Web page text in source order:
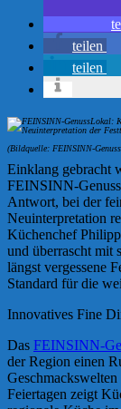
teilen
teilen
(Bildquelle: FEINSINN-
Einklang gebracht
FEINSINN-
Antwort, bei der
Neuinterpretation
Küchenchef
und überrascht mit
längst vergessene
Standard für die
Innovatives Fine
Das FEINSINN-
der Region einen
Feiertagen zeigt